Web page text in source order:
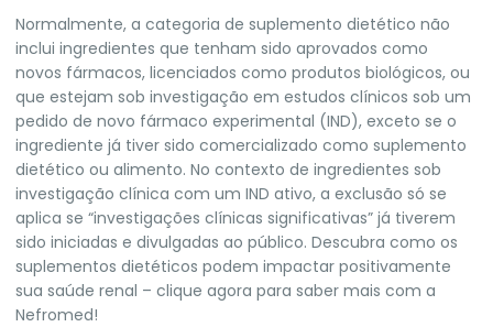
Normalmente, a categoria de suplemento dietético não
inclui ingredientes que tenham sido aprovados como
novos fármacos, licenciados como produtos biológicos, ou
que estejam sob investigação em estudos clínicos sob um
pedido de novo fármaco experimental (IND), exceto se o
ingrediente já tiver sido comercializado como suplemento
dietético ou alimento. No contexto de ingredientes sob
investigação clínica com um IND ativo, a exclusão só se
aplica se “investigações clínicas significativas” já tiverem
sido iniciadas e divulgadas ao público. Descubra como os
suplementos dietéticos podem impactar positivamente
sua saúde renal – clique agora para saber mais com a
Nefromed!